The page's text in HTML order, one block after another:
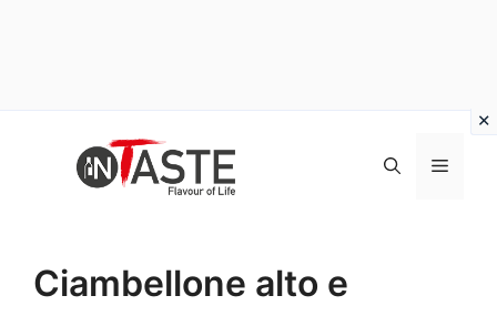
Menu
Ciambellone alto e